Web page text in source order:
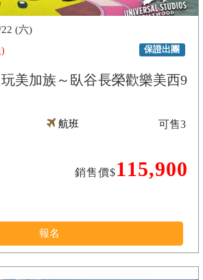
玩美加族～臥谷長榮歡樂美西9
保證出團
(六)
航班
銷售價$115,900
可售3
報名